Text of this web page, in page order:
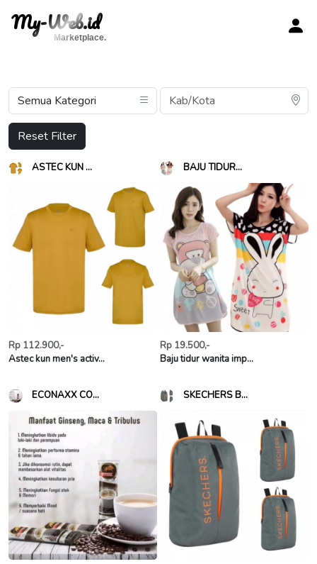
My-Web.id
Marketplace.
Reset Filter
ASTEC KUN ...
Rp 112.900,-
Astec kun men's activ...
BAJU TIDUR...
Rp 19.500,-
Baju tidur wanita imp...
ECONAXX CO... SKECHERS B...